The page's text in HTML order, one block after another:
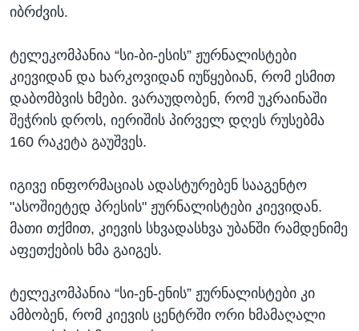
იბრძვის.
ტელეკომპანია “სი-ბი-ესის” ჟურნალისტები
კიევიდან და ხარკოვიდან იუწყებიან, რომ ესმით
დაბომბვის ხმები. ვარაუდობენ, რომ უკრაინაში
შეჭრის დროს, იერიშის პირველ დღეს რუსებმა
160 რაკეტა გაუშვეს.
იგივე ინფორმაციას ადასტურებენ სააგენტო
"ასოშიეტედ პრესის" ჟურნალისტები კიევიდან.
მათი თქმით, კიევის სხვადასხვა უბანში რამდენიმე
აფეთქების ხმა გაიგეს.
ტელეკომპანია “სი-ენ-ენის” ჟურნალისტები კი
ამბობენ, რომ კიევის ცენტრში ორი ხმამაღალი